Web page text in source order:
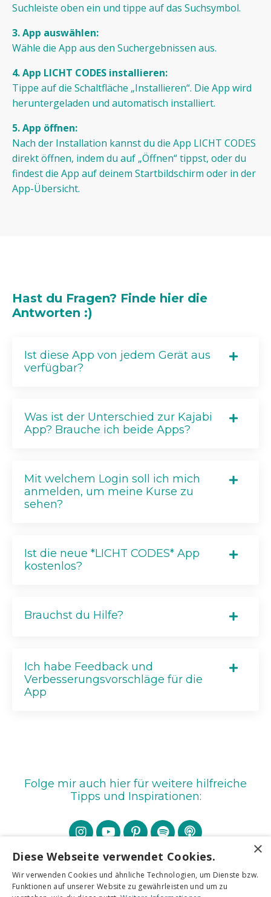
Suchleiste oben ein und tippe auf das Suchsymbol.
3. App auswählen:
Wähle die App aus den Suchergebnissen aus.
4. App LICHT CODES installieren:
Tippe auf die Schaltfläche „Installieren“. Die App wird
heruntergeladen und automatisch installiert.
5. App öffnen:
Nach der Installation kannst du die App LICHT CODES
direkt öffnen, indem du auf „Öffnen“ tippst, oder du
findest die App auf deinem Startbildschirm oder in der
App-Übersicht.
Hast du Fragen? Finde hier die
Antworten :)
Ist diese App von jedem Gerät aus
verfügbar?
Was ist der Unterschied zur Kajabi
App? Brauche ich beide Apps?
Mit welchem Login soll ich mich
anmelden, um meine Kurse zu
sehen?
Ist die neue *LICHT CODES* App
kostenlos?
Brauchst du Hilfe?
Ich habe Feedback und
Verbesserungsvorschläge für die
App
Folge mir auch hier für weitere hilfreiche
Tipps und Inspirationen:
×
Diese Webseite verwendet Cookies.
Wir verwenden Cookies und ähnliche Technologien, um Dienste bzw.
Funktionen auf unserer Website zu gewährleisten und um zu